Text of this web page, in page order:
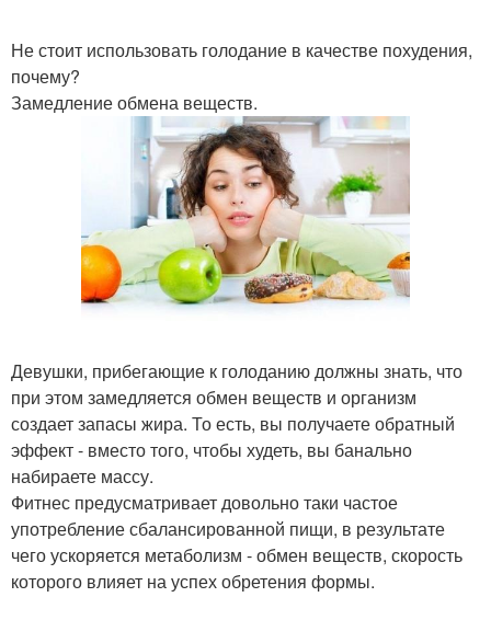
Не стоит использовать голодание в качестве похудения,
почему?
Замедление обмена веществ.
Девушки, прибегающие к голоданию должны знать, что
при этом замедляется обмен веществ и организм
создает запасы жира. То есть, вы получаете обратный
эффект - вместо того, чтобы худеть, вы банально
набираете массу.
Фитнес предусматривает довольно таки частое
употребление сбалансированной пищи, в результате
чего ускоряется метаболизм - обмен веществ, скорость
которого влияет на успех обретения формы.